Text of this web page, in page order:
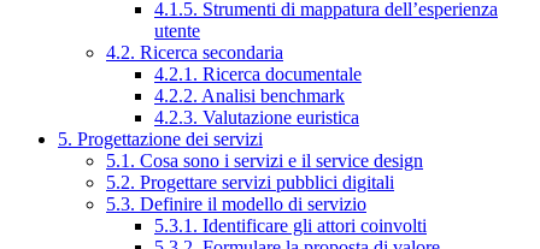
4.1.5. Strumenti di mappatura dell’esperienza
utente
4.2. Ricerca secondaria
4.2.1. Ricerca documentale
4.2.2. Analisi benchmark
4.2.3. Valutazione euristica
5. Progettazione dei servizi
5.1. Cosa sono i servizi e il service design
5.2. Progettare servizi pubblici digitali
5.3. Definire il modello di servizio
5.3.1. Identificare gli attori coinvolti